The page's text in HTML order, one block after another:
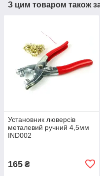
З цим товаром також
Установник люверсів
металевий ручний 4,5мм
IND002
165 ₴